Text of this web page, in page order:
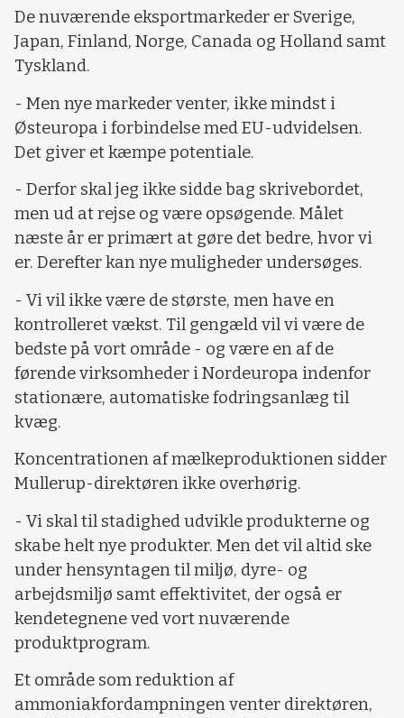
De nuværende eksportmarkeder er Sverige,
Japan, Finland, Norge, Canada og Holland samt
Tyskland.
- Men nye markeder venter, ikke mindst i
Østeuropa i forbindelse med EU-udvidelsen.
Det giver et kæmpe potentiale.
- Derfor skal jeg ikke sidde bag skrivebordet,
men ud at rejse og være opsøgende. Målet
næste år er primært at gøre det bedre, hvor vi
er. Derefter kan nye muligheder undersøges.
- Vi vil ikke være de største, men have en
kontrolleret vækst. Til gengæld vil vi være de
bedste på vort område - og være en af de
førende virksomheder i Nordeuropa indenfor
stationære, automatiske fodringsanlæg til
kvæg.
Koncentrationen af mælkeproduktionen sidder
Mullerup-direktøren ikke overhørig.
- Vi skal til stadighed udvikle produkterne og
skabe helt nye produkter. Men det vil altid ske
under hensyntagen til miljø, dyre- og
arbejdsmiljø samt effektivitet, der også er
kendetegnene ved vort nuværende
produktprogram.
Et område som reduktion af
ammoniakfordampningen venter direktøren,